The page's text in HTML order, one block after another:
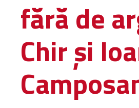
Bibliotecă
Resurse
Opinii
Din viața
CSDE
Cuvântul
fără de
Chir și